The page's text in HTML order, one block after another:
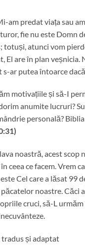
am predat viața sau
fie nu este Domn
atunci vom
El are în plan
ar putea întoarce
motivațiile și să-I
anumite lucruri?
personală?
noastră, acest
ceea ce facem. Vrem
Cel care a lăsat 99
noastre. Căci
cruci, să-L
și adaptat